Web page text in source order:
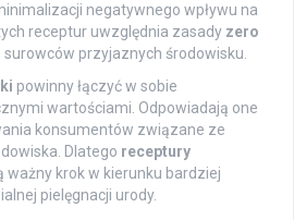
negatywnego wpływu na
receptur uwzględnia zasady zero
surowców przyjaznych środowisku.
powinny łączyć w sobie
wartościami. Odpowiadają one
konsumentów związane ze
Dlatego receptury
ważny krok w kierunku bardziej
pielęgnacji urody.